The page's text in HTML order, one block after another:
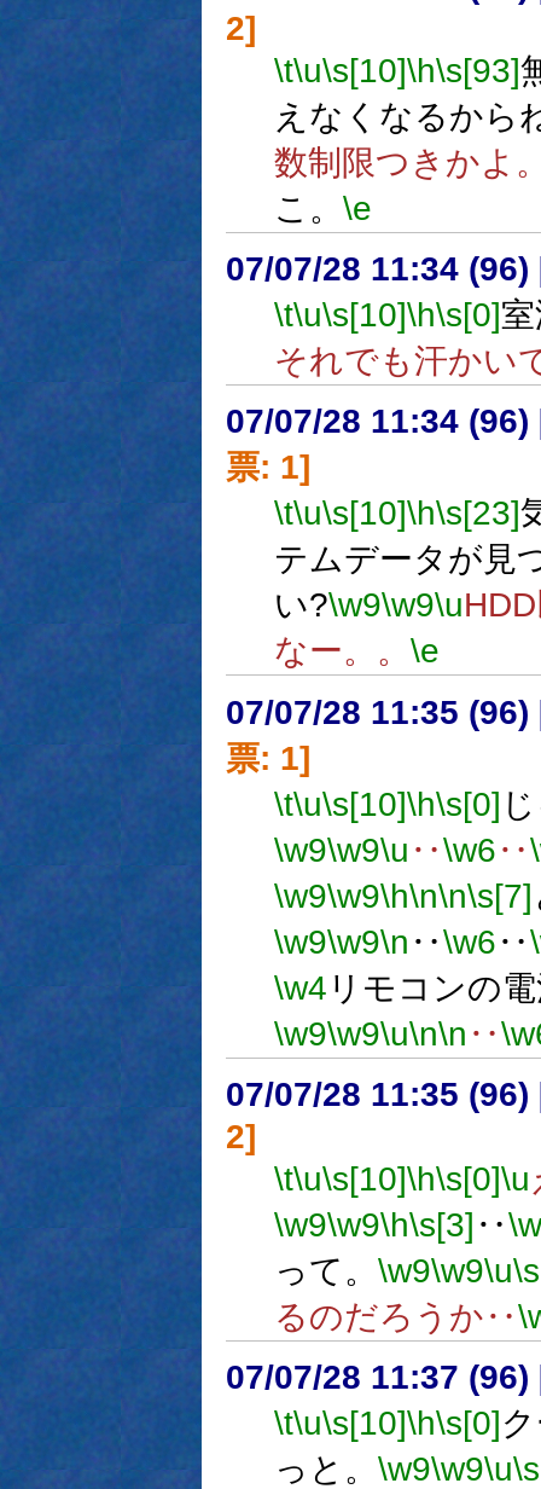
2]
\t\u\s[10]\h\s[93]
えなくなるから
数制限つきかよ
こ。 \e
07/07/28 11:34 (96)
\t\u\s[10]\h\s[0]
それでも汗かい
07/07/28 11:34 (96)
票: 1]
\t\u\s[10]\h\s[23]
テムデータが見
い?\w9\w9\u
なー。。 \e
07/07/28 11:35 (96)
票: 1]
\t\u\s[10]\h\s[0]
\w9\w9\u ‥\w6‥
\w9\w9\h\n\n\s[7]
\w9\w9\n ‥\w6‥
\w4 リモコンの
\w9\w9\u\n\n ‥
07/07/28 11:35 (96)
2]
\t\u\s[10]\h\s[0]\u
\w9\w9\h\s[3] ‥
って。 \w9\w9\u
るのだろうか‥
07/07/28 11:37 (96)
\t\u\s[10]\h\s[0]
っと。 \w9\w9\u